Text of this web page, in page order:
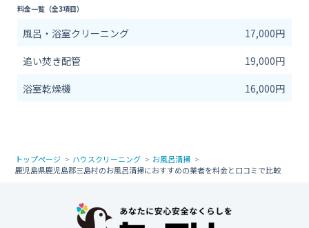
料金一覧（全3項目）
風呂・浴室クリーニング
17,000円
追い焚き配管
19,000円
浴室乾燥機
16,000円
トップページ ハウスクリーニング
お風呂清掃
鹿児島県鹿児島郡三島村のお風呂清掃におすすめの業者を料金と口コミで比較